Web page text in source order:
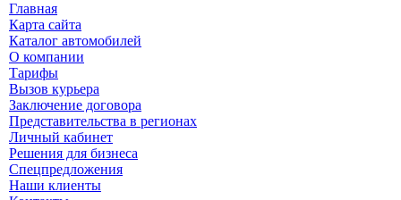
Главная
Карта сайта
Каталог автомобилей
О компании
Тарифы
Вызов курьера
Заключение договора
Представительства в регионах
Личный кабинет
Решения для бизнеса
Спецпредложения
Наши клиенты